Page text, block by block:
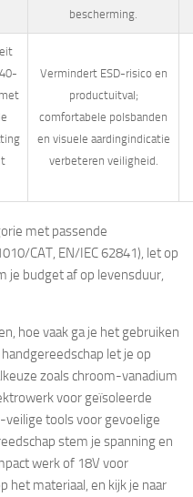
bescherming.
Vermindert ESD-risico en
productuitval;
comfortabele polsbanden
en visuele aardingindicatie
verbeteren veiligheid.
met passende
CAT, EN/IEC 62841), let op
je budget af op levensduur,
hoe vaak ga je het gebruiken
let je op
zoals chroom-vanadium
voor geïsoleerde
veilige tools voor gevoelige
stem je spanning en
werk of 18V voor
het materiaal, en kijk je naar